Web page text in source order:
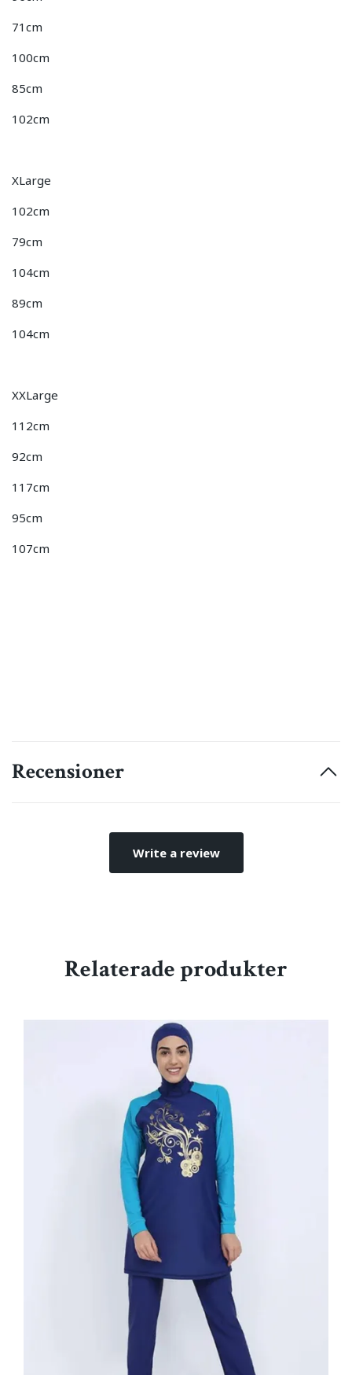
71cm
100cm
85cm
102cm
XLarge
102cm
79cm
104cm
89cm
104cm
XXLarge
112cm
92cm
117cm
95cm
107cm
Recensioner
Write a review
Relaterade produkter